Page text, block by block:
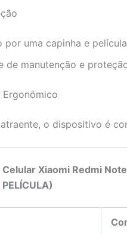
por uma capinha e
de manutenção e
Ergonômico
o dispositivo é
Celular Xiaomi Redmi